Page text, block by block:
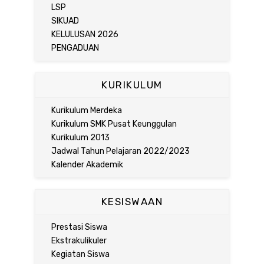
LSP
SIKUAD
KELULUSAN 2026
PENGADUAN
KURIKULUM
Kurikulum Merdeka
Kurikulum SMK Pusat Keunggulan
Kurikulum 2013
Jadwal Tahun Pelajaran 2022/2023
Kalender Akademik
KESISWAAN
Prestasi Siswa
Ekstrakulikuler
Kegiatan Siswa